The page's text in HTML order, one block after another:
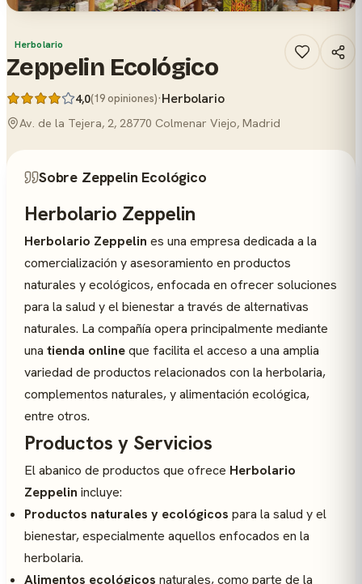
Herbolario
Zeppelin Ecológico
4,0(19 opiniones)·Herbolario
Av. de la Tejera, 2, 28770 Colmenar Viejo, Madrid
Sobre Zeppelin Ecológico
Herbolario Zeppelin
Herbolario Zeppelin es una empresa dedicada a la
comercialización y asesoramiento en productos
naturales y ecológicos, enfocada en ofrecer soluciones
para la salud y el bienestar a través de alternativas
naturales. La compañía opera principalmente mediante
una tienda onlineque facilita el acceso a una amplia
variedad de productos relacionados con la herbolaria,
complementos naturales, y alimentación ecológica,
entre otros.
Productos y Servicios
El abanico de productos que ofrece Herbolario
Zeppelin incluye:
Productos naturales y ecológicos para la salud y el
bienestar, especialmente aquellos enfocados en la
herbolaria.
Alimentos ecológicos naturales, como parte de la